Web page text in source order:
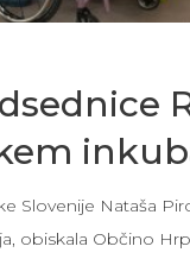
Slovenije Nataša
obiskala Občino